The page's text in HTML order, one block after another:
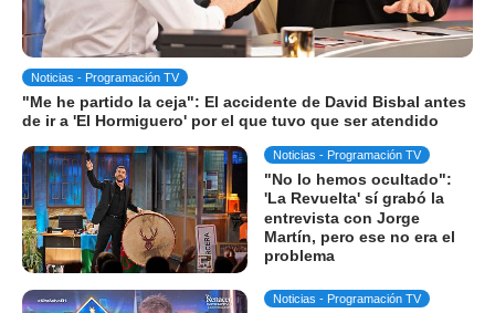
Noticias - Programación TV
"Me he partido la ceja": El accidente de David Bisbal antes
de ir a 'El Hormiguero' por el que tuvo que ser atendido
Noticias - Programación TV
"No lo hemos ocultado":
'La Revuelta' sí grabó la
entrevista con Jorge
Martín, pero ese no era el
problema
Noticias - Programación TV